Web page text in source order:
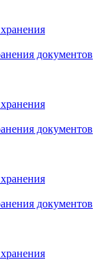
документов
документов
документов